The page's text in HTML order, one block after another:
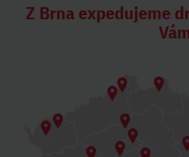
Z Brna expedujeme